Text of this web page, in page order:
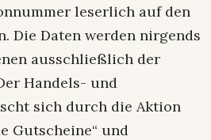
leserlich auf den
Die Daten werden nirgends
ausschließlich der
Handels- und
sich durch die Aktion
Gutscheine“ und